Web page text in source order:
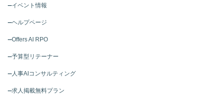
イベント情報
ヘルプページ
Offers AI RPO
予算型リテーナー
人事AIコンサルティング
求人掲載無料プラン